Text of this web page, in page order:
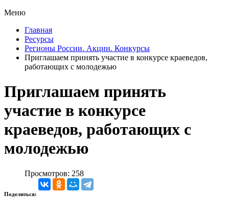
Меню
Главная
Ресурсы
Регионы России. Акции. Конкурсы
Приглашаем принять участие в конкурсе краеведов,
работающих с молодежью
Приглашаем принять
участие в конкурсе
краеведов, работающих с
молодежью
Просмотров: 258
Поделиться: